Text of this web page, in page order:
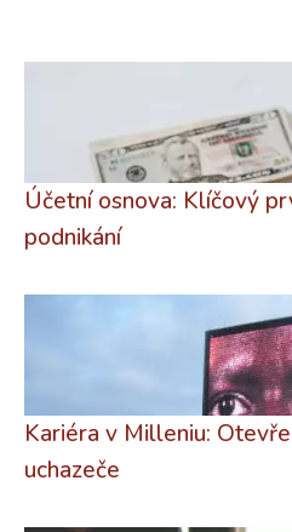
Účetní osnova: Klíčový
podnikání
Kariéra v Milleniu:
uchazeče